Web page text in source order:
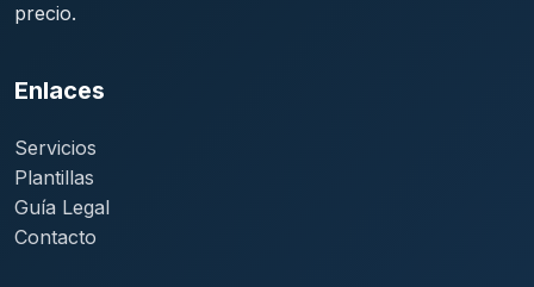
precio.
Enlaces
Servicios
Plantillas
Guía Legal
Contacto